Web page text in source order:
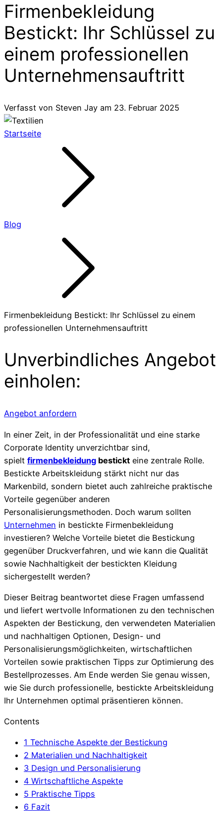
Firmenbekleidung
Bestickt: Ihr Schlüssel zu
einem professionellen
Unternehmensauftritt
Verfasst von Steven Jay am 23. Februar 2025
Startseite
Blog
Firmenbekleidung Bestickt: Ihr Schlüssel zu einem
professionellen Unternehmensauftritt
Unverbindliches Angebot
einholen:
Angebot anfordern
In einer Zeit, in der Professionalität und eine starke
Corporate Identity unverzichtbar sind,
spielt firmenbekleidung bestickt eine zentrale Rolle.
Bestickte Arbeitskleidung stärkt nicht nur das
Markenbild, sondern bietet auch zahlreiche praktische
Vorteile gegenüber anderen
Personalisierungsmethoden. Doch warum sollten
Unternehmen in bestickte Firmenbekleidung
investieren? Welche Vorteile bietet die Bestickung
gegenüber Druckverfahren, und wie kann die Qualität
sowie Nachhaltigkeit der bestickten Kleidung
sichergestellt werden?
Dieser Beitrag beantwortet diese Fragen umfassend
und liefert wertvolle Informationen zu den technischen
Aspekten der Bestickung, den verwendeten Materialien
und nachhaltigen Optionen, Design- und
Personalisierungsmöglichkeiten, wirtschaftlichen
Vorteilen sowie praktischen Tipps zur Optimierung des
Bestellprozesses. Am Ende werden Sie genau wissen,
wie Sie durch professionelle, bestickte Arbeitskleidung
Ihr Unternehmen optimal präsentieren können.
Contents
1 Technische Aspekte der Bestickung
2 Materialien und Nachhaltigkeit
3 Design und Personalisierung
4 Wirtschaftliche Aspekte
5 Praktische Tipps
6 Fazit